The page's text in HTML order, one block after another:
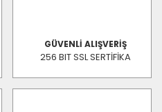
GÜVENLİ ALIŞVERİŞ
256 BIT SSL SERTİFİKA